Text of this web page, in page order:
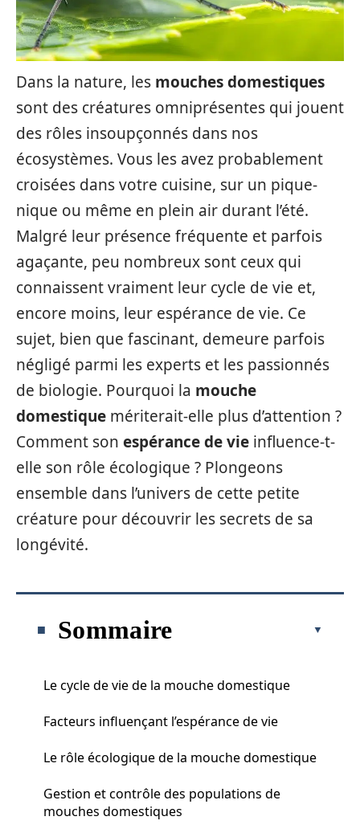
Dans la nature, les mouches domestiques
sont des créatures omniprésentes qui jouent
des rôles insoupçonnés dans nos
écosystèmes. Vous les avez probablement
croisées dans votre cuisine, sur un pique-
nique ou même en plein air durant l’été.
Malgré leur présence fréquente et parfois
agaçante, peu nombreux sont ceux qui
connaissent vraiment leur cycle de vie et,
encore moins, leur espérance de vie. Ce
sujet, bien que fascinant, demeure parfois
négligé parmi les experts et les passionnés
de biologie. Pourquoi la mouche
domestique mériterait-elle plus d’attention ?
Comment son espérance de vie influence-t-
elle son rôle écologique ? Plongeons
ensemble dans l’univers de cette petite
créature pour découvrir les secrets de sa
longévité.
Sommaire
Le cycle de vie de la mouche domestique
Facteurs influençant l’espérance de vie
Le rôle écologique de la mouche domestique
Gestion et contrôle des populations de
mouches domestiques